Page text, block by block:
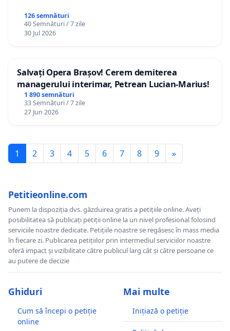
126 semnături
40 Semnături / 7 zile
30 Jul 2026
Salvați Opera Brașov! Cerem demiterea
managerului interimar, Petrean Lucian-Marius!
1 890 semnături
33 Semnături / 7 zile
27 Jun 2026
1 2 3 4 5 6 7 8 9 »
Petitieonline.com
Punem la dispoziția dvs. găzduirea gratis a petițiile online. Aveți
posibilitatea să publicați petiții online la un nivel profesional folosind
serviciile noastre dedicate. Petițiile noastre se regăsesc în mass media
în fiecare zi. Publicarea petițiilor prin intermediul serviciilor noastre
oferă impact și vizibilitate către publicul larg cât și către persoane ce
au putere de decizie
Ghiduri
Cum să începi o petiție
online
Mai multe
Inițiază o petiție